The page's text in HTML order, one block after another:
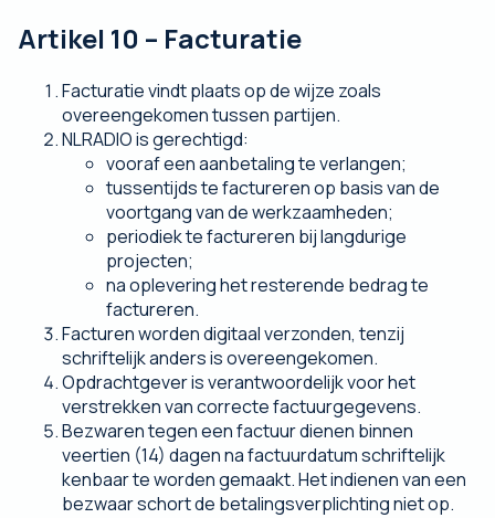
Artikel 10 – Facturatie
Facturatie vindt plaats op de wijze zoals
overeengekomen tussen partijen.
NLRADIO is gerechtigd:
vooraf een aanbetaling te verlangen;
tussentijds te factureren op basis van de
voortgang van de werkzaamheden;
periodiek te factureren bij langdurige
projecten;
na oplevering het resterende bedrag te
factureren.
Facturen worden digitaal verzonden, tenzij
schriftelijk anders is overeengekomen.
Opdrachtgever is verantwoordelijk voor het
verstrekken van correcte factuurgegevens.
Bezwaren tegen een factuur dienen binnen
veertien (14) dagen na factuurdatum schriftelijk
kenbaar te worden gemaakt. Het indienen van een
bezwaar schort de betalingsverplichting niet op.